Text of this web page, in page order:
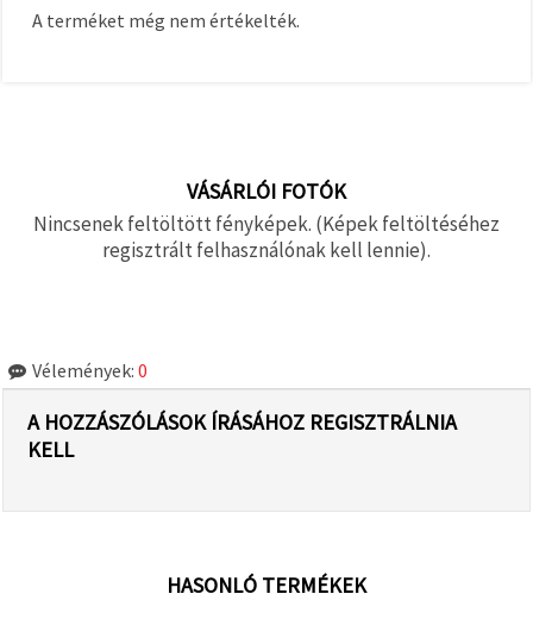
A terméket még nem értékelték.
VÁSÁRLÓI FOTÓK
Nincsenek feltöltött fényképek. (Képek feltöltéséhez
regisztrált felhasználónak kell lennie).
Vélemények: 0
A HOZZÁSZÓLÁSOK ÍRÁSÁHOZ REGISZTRÁLNIA
KELL
HASONLÓ TERMÉKEK